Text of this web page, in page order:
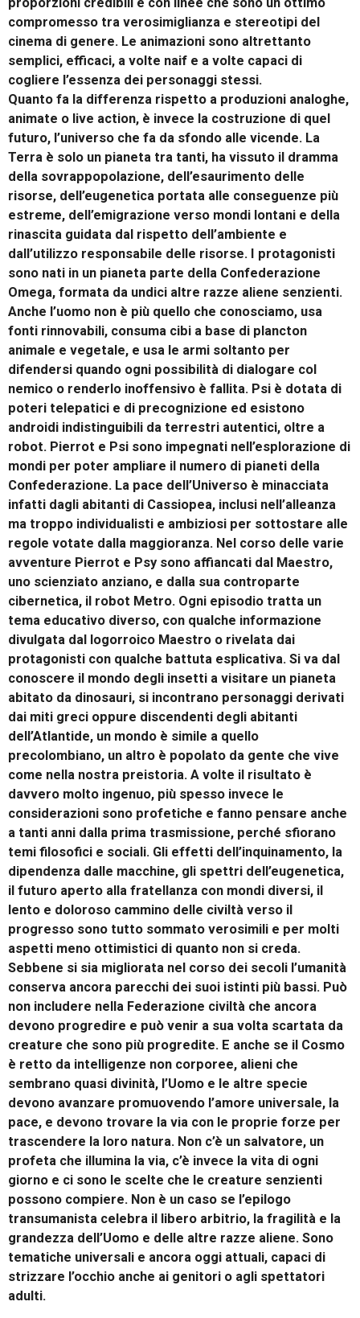
proporzioni credibili e con linee che sono un ottimo
compromesso tra verosimiglianza e stereotipi del
cinema di genere. Le animazioni sono altrettanto
semplici, efficaci, a volte naif e a volte capaci di
cogliere l’essenza dei personaggi stessi.
Quanto fa la differenza rispetto a produzioni analoghe,
animate o live action, è invece la costruzione di quel
futuro, l’universo che fa da sfondo alle vicende. La
Terra è solo un pianeta tra tanti, ha vissuto il dramma
della sovrappopolazione, dell’esaurimento delle
risorse, dell’eugenetica portata alle conseguenze più
estreme, dell’emigrazione verso mondi lontani e della
rinascita guidata dal rispetto dell’ambiente e
dall’utilizzo responsabile delle risorse. I protagonisti
sono nati in un pianeta parte della Confederazione
Omega, formata da undici altre razze aliene senzienti.
Anche l’uomo non è più quello che conosciamo, usa
fonti rinnovabili, consuma cibi a base di plancton
animale e vegetale, e usa le armi soltanto per
difendersi quando ogni possibilità di dialogare col
nemico o renderlo inoffensivo è fallita. Psi è dotata di
poteri telepatici e di precognizione ed esistono
androidi indistinguibili da terrestri autentici, oltre a
robot. Pierrot e Psi sono impegnati nell’esplorazione di
mondi per poter ampliare il numero di pianeti della
Confederazione. La pace dell’Universo è minacciata
infatti dagli abitanti di Cassiopea, inclusi nell’alleanza
ma troppo individualisti e ambiziosi per sottostare alle
regole votate dalla maggioranza. Nel corso delle varie
avventure Pierrot e Psy sono affiancati dal Maestro,
uno scienziato anziano, e dalla sua controparte
cibernetica, il robot Metro. Ogni episodio tratta un
tema educativo diverso, con qualche informazione
divulgata dal logorroico Maestro o rivelata dai
protagonisti con qualche battuta esplicativa. Si va dal
conoscere il mondo degli insetti a visitare un pianeta
abitato da dinosauri, si incontrano personaggi derivati
dai miti greci oppure discendenti degli abitanti
dell’Atlantide, un mondo è simile a quello
precolombiano, un altro è popolato da gente che vive
come nella nostra preistoria. A volte il risultato è
davvero molto ingenuo, più spesso invece le
considerazioni sono profetiche e fanno pensare anche
a tanti anni dalla prima trasmissione, perché sfiorano
temi filosofici e sociali. Gli effetti dell’inquinamento, la
dipendenza dalle macchine, gli spettri dell’eugenetica,
il futuro aperto alla fratellanza con mondi diversi, il
lento e doloroso cammino delle civiltà verso il
progresso sono tutto sommato verosimili e per molti
aspetti meno ottimistici di quanto non si creda.
Sebbene si sia migliorata nel corso dei secoli l’umanità
conserva ancora parecchi dei suoi istinti più bassi. Può
non includere nella Federazione civiltà che ancora
devono progredire e può venir a sua volta scartata da
creature che sono più progredite. E anche se il Cosmo
è retto da intelligenze non corporee, alieni che
sembrano quasi divinità, l’Uomo e le altre specie
devono avanzare promuovendo l’amore universale, la
pace, e devono trovare la via con le proprie forze per
trascendere la loro natura. Non c’è un salvatore, un
profeta che illumina la via, c’è invece la vita di ogni
giorno e ci sono le scelte che le creature senzienti
possono compiere. Non è un caso se l’epilogo
transumanista celebra il libero arbitrio, la fragilità e la
grandezza dell’Uomo e delle altre razze aliene. Sono
tematiche universali e ancora oggi attuali, capaci di
strizzare l’occhio anche ai genitori o agli spettatori
adulti.